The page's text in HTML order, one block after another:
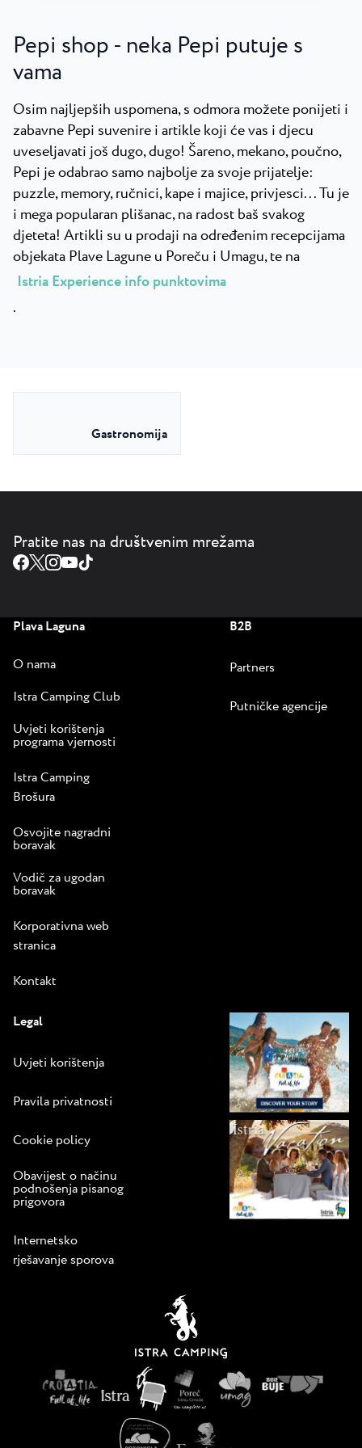
Pepi shop - neka Pepi putuje s
vama
Osim najljepših uspomena, s odmora možete ponijeti i
zabavne Pepi suvenire i artikle koji će vas i djecu
uveseljavati još dugo, dugo! Šareno, mekano, poučno,
Pepi je odabrao samo najbolje za svoje prijatelje:
puzzle, memory, ručnici, kape i majice, privjesci... Tu je
i mega popularan plišanac, na radost baš svakog
djeteta! Artikli su u prodaji na određenim recepcijama
objekata Plave Lagune u Poreču i Umagu, te na
Istria Experience info punktovima
.
Gastronomija
Pratite nas na društvenim mrežama
Plava Laguna
O nama
Istra Camping Club
Uvjeti korištenja
programa vjernosti
Istra Camping
Brošura
Osvojite nagradni
boravak
Vodič za ugodan
boravak
Korporativna web
stranica
Kontakt
B2B
Partners
Putničke agencije
Legal
Uvjeti korištenja
Pravila privatnosti
Cookie policy
Obavijest o načinu
podnošenja pisanog
prigovora
Internetsko
rješavanje sporova